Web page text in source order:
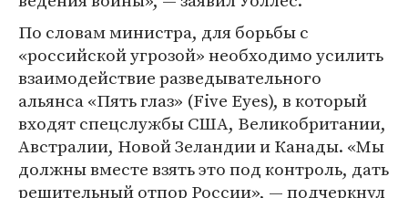
По словам министра, для борьбы с
«российской угрозой» необходимо усилить
взаимодействие разведывательного
альянса «Пять глаз» (Five Eyes), в который
входят спецслужбы США, Великобритании,
Австралии, Новой Зеландии и Канады. «Мы
должны вместе взять это под контроль, дать
решительный отпор России», — подчеркнул